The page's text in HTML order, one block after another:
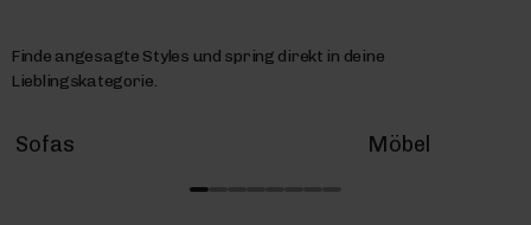
Finde angesagte Styles und spring direkt in deine
Lieblingskategorie.
Sofas Möbel